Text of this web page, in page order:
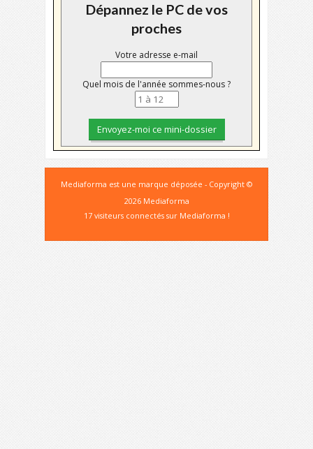
Dépannez le PC de vos
proches
Votre adresse e-mail
Quel mois de l'année sommes-nous ?
Mediaforma est une marque déposée - Copyright ©
2026 Mediaforma
17 visiteurs connectés sur Mediaforma !